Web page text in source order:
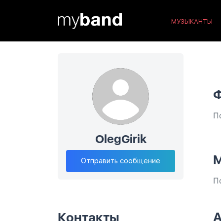
МУЗЫКАНТЫ
OlegGirik
Отправить сообщение
Контакты